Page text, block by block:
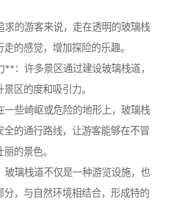
的游客来说，走在透明的玻璃栈
的感觉，增加探险的乐趣。
：许多景区通过建设玻璃栈道，
区的度和吸引力。
些崎岖或危险的地形上，玻璃栈
全的通行路线，让游客能够在不冒
的景色。
璃栈道不仅是一种游览设施，也
分，与自然环境相结合，形成特的